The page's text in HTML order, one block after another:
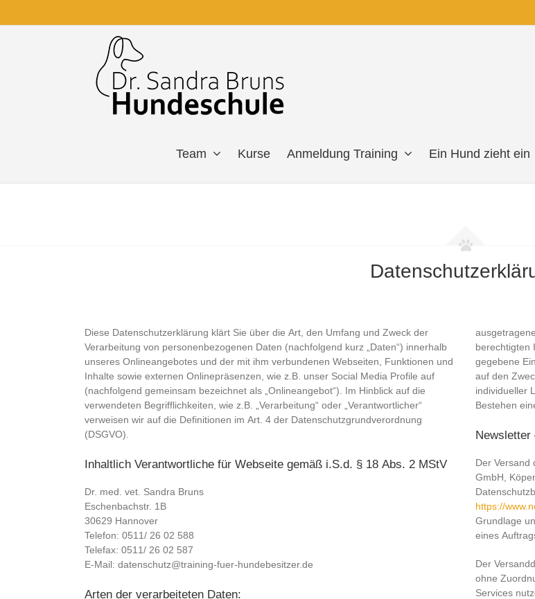
Team Kurse Anmeldung Training Ein Hund zieht ein
Diese Datenschutzerklärung klärt Sie über die Art, den Umfang und Zweck der
Verarbeitung von personenbezogenen Daten (nachfolgend kurz „Daten“) innerhalb
unseres Onlineangebotes und der mit ihm verbundenen Webseiten, Funktionen und
Inhalte sowie externen Onlinepräsenzen, wie z.B. unser Social Media Profile auf
(nachfolgend gemeinsam bezeichnet als „Onlineangebot“). Im Hinblick auf die
verwendeten Begrifflichkeiten, wie z.B. „Verarbeitung“ oder „Verantwortlicher“
verweisen wir auf die Definitionen im Art. 4 der Datenschutzgrundverordnung
(DSGVO).
Inhaltlich Verantwortliche für Webseite gemäß i.S.d. § 18 Abs. 2 MStV
Dr. med. vet. Sandra Bruns
Eschenbachstr. 1B
30629 Hannover
Telefon: 0511/ 26 02 588
Telefax: 0511/ 26 02 587
E-Mail: datenschutz@training-fuer-hundebesitzer.de
Arten der verarbeiteten Daten:
berechtigten
gegebene
auf den
individueller
Bestehen
Newsletter
Der Versand
GmbH,
https://
Grundlage
eines
Der
ohne
Services